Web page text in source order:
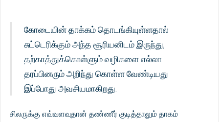
கோடையின் தாக்கம் தொடங்கியுள்ளதால்
சுட்டெரிக்கும் அந்த சூரியனிடம் இருந்து,
தற்காத்துக்கொள்ளும் வழிகளை எல்லா
தரப்பினரும் அறிந்து கொள்ள வேண்டியது
இப்போது அவசியமாகிறது.
சிலருக்கு எவ்வளவுதான் தண்ணீர் குடித்தாலும் தாகம்